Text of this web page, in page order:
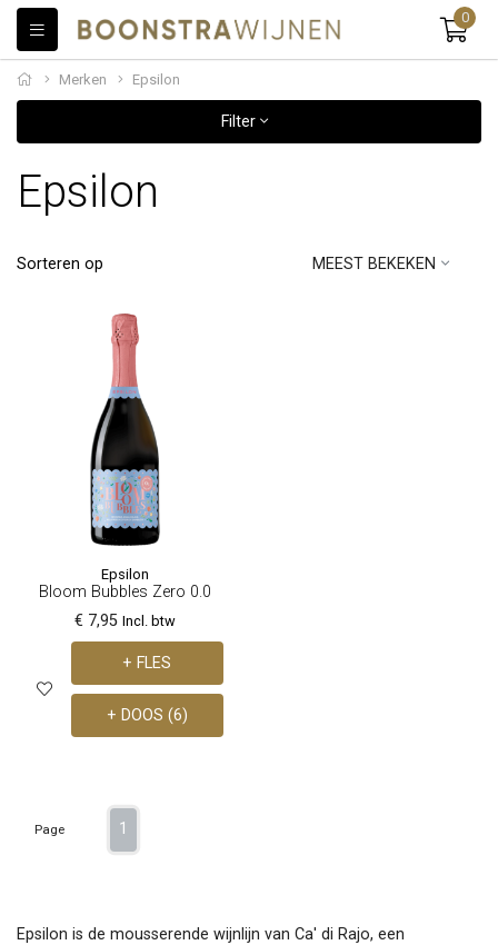
0
Merken Epsilon
Filter
Epsilon
Sorteren op MEEST BEKEKEN
Epsilon
Bloom Bubbles Zero 0.0
€ 7,95 Incl. btw
+ FLES
+ DOOS (6)
Page 1
Epsilon is de mousserende wijnlijn van Ca' di Rajo, een